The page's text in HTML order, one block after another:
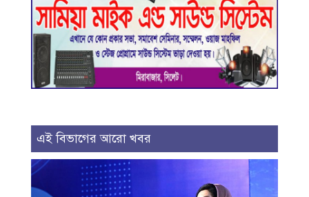
এই বিভাগের আরো খবর